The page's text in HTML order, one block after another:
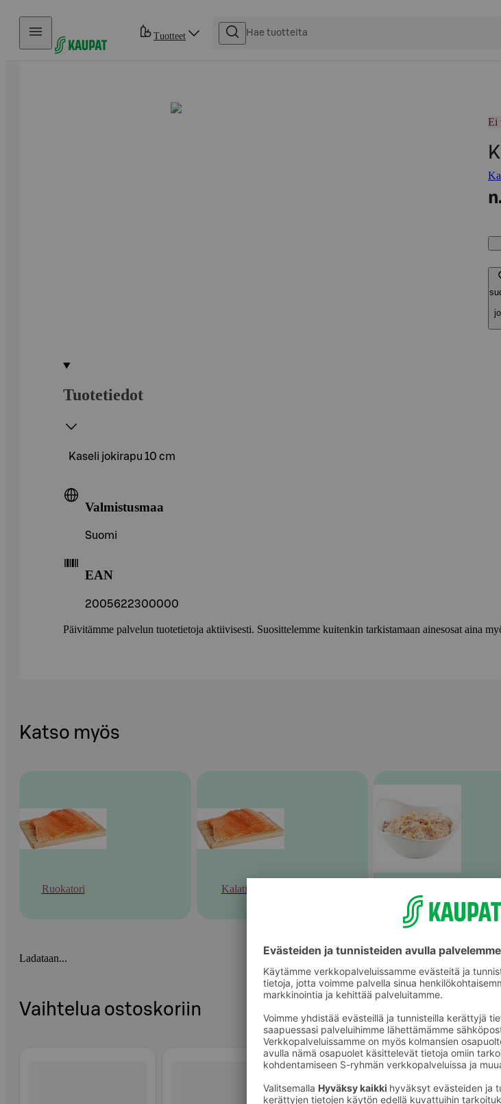
Hyppää sisältöön
Tuotteet
Ei
n.
Tuotetiedot
Kaseli jokirapu 10 cm
Valmistusmaa
Suomi
EAN
2005622300000
Päivitämme palvelun tuotetietoja aktiivisesti. Suosittelemme kuitenkin tarkistamaan ainesosat aina
Katso myös
Ruokatori Kalatiski
Ladataan...
Vaihtelua ostoskoriin